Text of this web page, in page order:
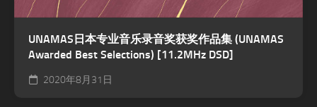
UNAMAS日本专业音乐录音奖获奖作品集 (UNAMAS
Awarded Best Selections) [11.2MHz DSD]
2020年8月31日